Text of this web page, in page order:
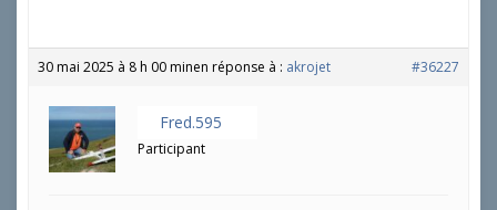
30 mai 2025 à 8 h 00 minen réponse à : akrojet #36227
Fred.595
Participant